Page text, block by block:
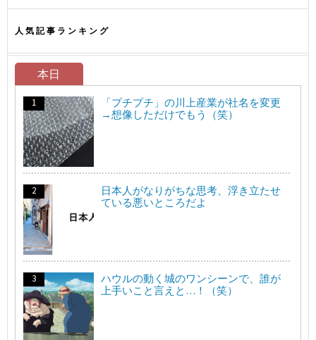
人気記事ランキング
本日
「プチプチ」の川上産業が社名を変更
→想像しただけでもう（笑）
日本人がなりがちな思考、浮き立たせ
ている悪いところだよ
ハウルの動く城のワンシーンで、誰が
上手いこと言えと…！（笑）